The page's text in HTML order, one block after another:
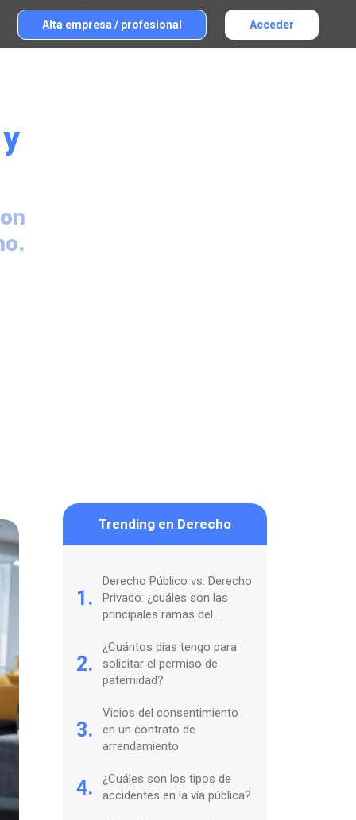
Alta empresa / profesional Acceder
Trending en Derecho
1.
Derecho Público vs. Derecho
Privado: ¿cuáles son las
principales ramas del
2.
¿Cuántos días tengo para
solicitar el permiso de
paternidad?
3.
Vicios del consentimiento
en un contrato de
arrendamiento
4.
¿Cuáles son los tipos de
accidentes en la vía pública?